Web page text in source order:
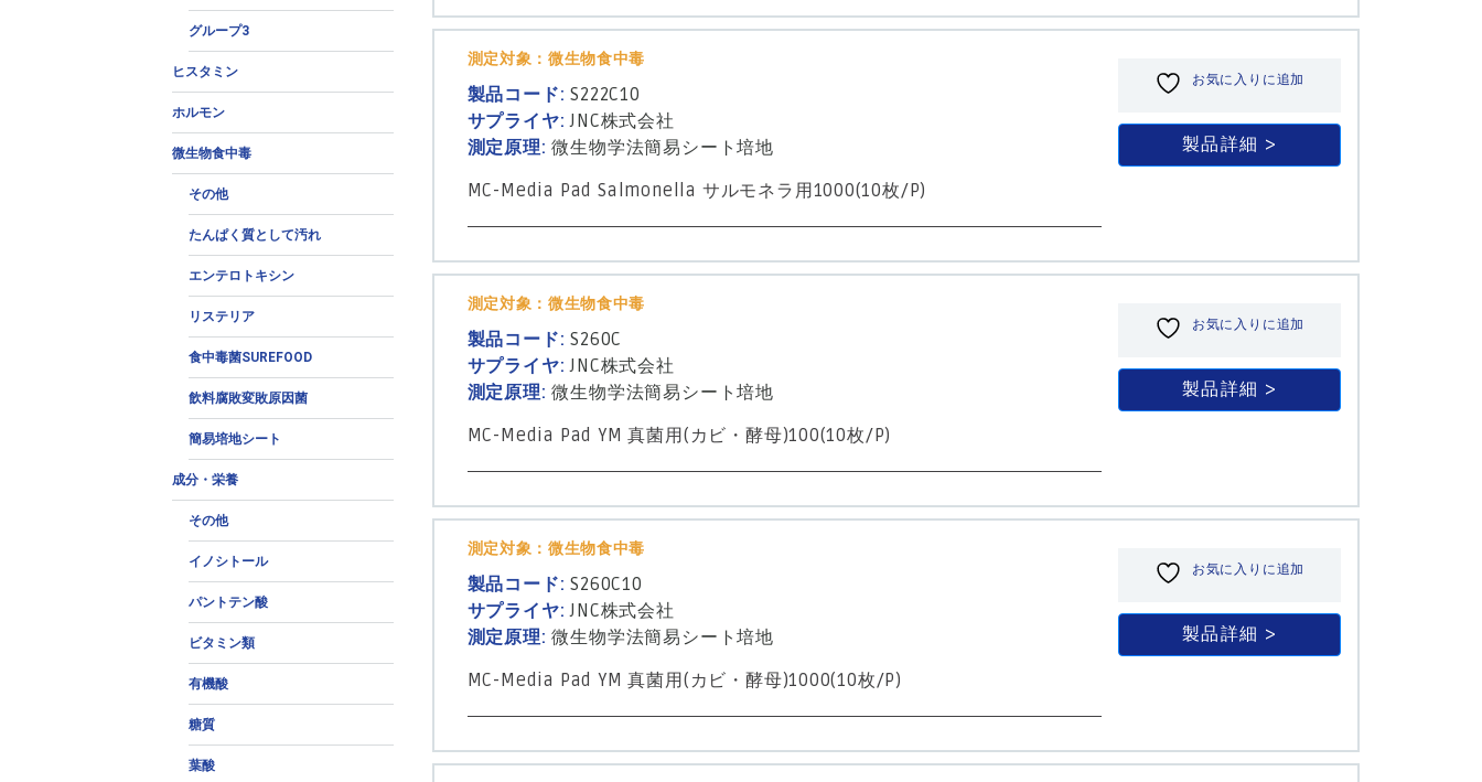
グループ3
ヒスタミン
ホルモン
微生物食中毒
その他
たんぱく質として汚れ
エンテロトキシン
リステリア
食中毒菌SUREFOOD
飲料腐敗変敗原因菌
簡易培地シート
成分・栄養
その他
イノシトール
パントテン酸
ビタミン類
有機酸
糖質
葉酸
測定対象：微生物食中毒
製品コード:S222C10
サプライヤ:JNC株式会社
測定原理:微生物学法簡易シート培地
MC-Media Pad Salmonella サルモネラ用1000(10枚/P)
お気に入りに追加
製品詳細
測定対象：微生物食中毒
製品コード:S260C
サプライヤ:JNC株式会社
測定原理:微生物学法簡易シート培地
MC-Media Pad YM 真菌用(カビ・酵母)100(10枚/P)
お気に入りに追加
製品詳細
測定対象：微生物食中毒
製品コード:S260C10
サプライヤ:JNC株式会社
測定原理:微生物学法簡易シート培地
MC-Media Pad YM 真菌用(カビ・酵母)1000(10枚/P)
お気に入りに追加
製品詳細